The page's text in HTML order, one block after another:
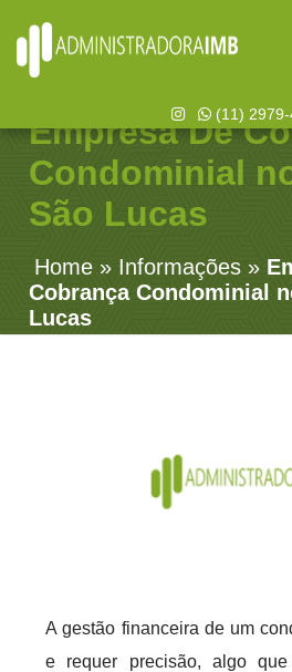
(11) 2979-
Empresa De
Condominial
São Lucas
Home » Informações »
Cobrança Condominial
Lucas
A gestão financeira de um
e requer precisão, algo